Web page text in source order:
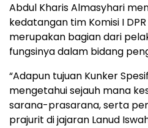
Abdul Kharis Almasyhari
kedatangan tim Komisi I
merupakan bagian dari
fungsinya dalam bidang
“Adapun tujuan Kunker
mengetahui sejauh mana
sarana-prasarana, serta
prajurit di jajaran Lanud